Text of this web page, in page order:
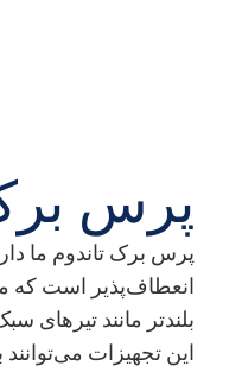
پرس
پرس برک تاندوم ما
انعطاف‌پذیر است که
این تجهیزات